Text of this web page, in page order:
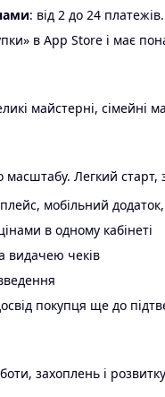
: від 2 до 24
в App Store і має
майстерні, сімейні
Легкий старт,
мобільний
в одному кабінеті
видачею чеків
покупця ще до
захоплень і